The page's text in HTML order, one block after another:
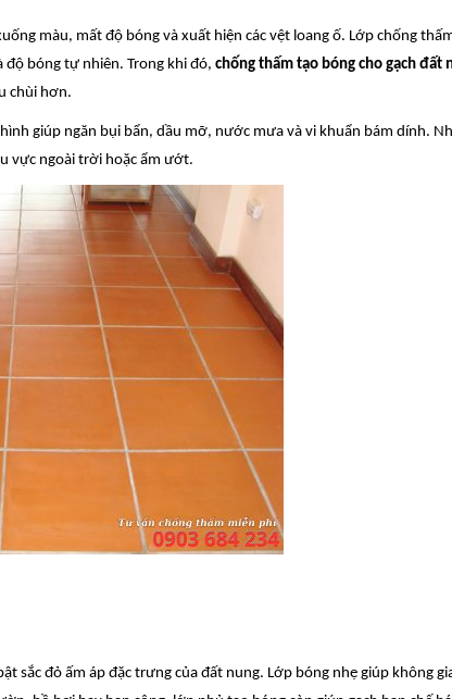
màu, mất độ bóng và xuất hiện các vệt loang ố. Lớp chống
bóng tự nhiên. Trong khi đó, chống thấm tạo bóng cho gạch đất
chùi hơn.
giúp ngăn bụi bẩn, dầu mỡ, nước mưa và vi khuẩn bám dính.
vực ngoài trời hoặc ẩm ướt.
sắc đỏ ấm áp đặc trưng của đất nung. Lớp bóng nhẹ giúp không